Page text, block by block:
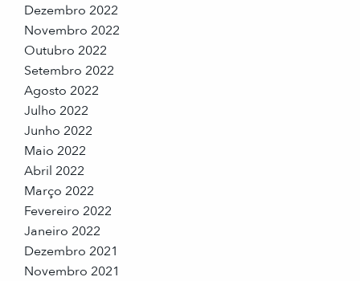
Dezembro 2022
Novembro 2022
Outubro 2022
Setembro 2022
Agosto 2022
Julho 2022
Junho 2022
Maio 2022
Abril 2022
Março 2022
Fevereiro 2022
Janeiro 2022
Dezembro 2021
Novembro 2021